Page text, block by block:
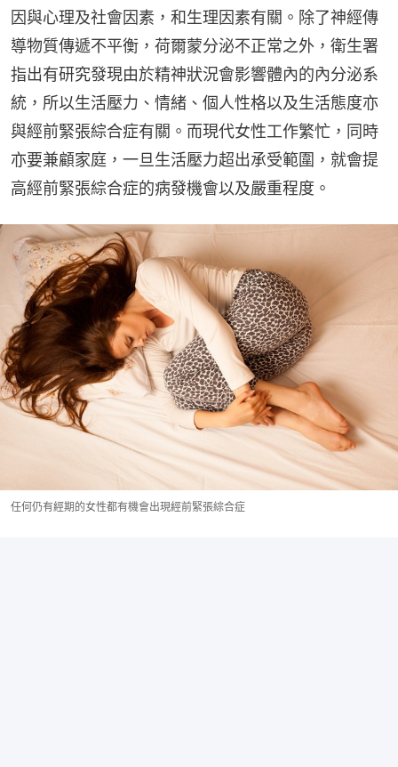
因與心理及社會因素，和生理因素有關。除了神經傳
導物質傳遞不平衡，荷爾蒙分泌不正常之外，衛生署
指出有研究發現由於精神狀況會影響體內的內分泌系
統，所以生活壓力、情緒、個人性格以及生活態度亦
與經前緊張綜合症有關。而現代女性工作繁忙，同時
亦要兼顧家庭，一旦生活壓力超出承受範圍，就會提
高經前緊張綜合症的病發機會以及嚴重程度。
任何仍有經期的女性都有機會出現經前緊張綜合症